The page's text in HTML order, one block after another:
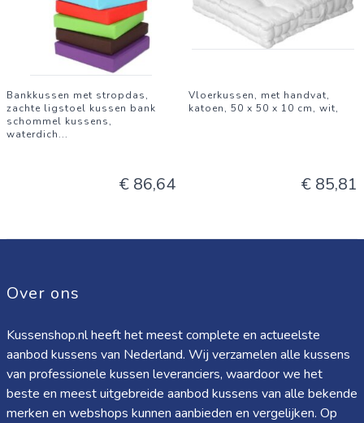
Bankkussen met stropdas,
zachte ligstoel kussen bank
schommel kussens,
waterdich...
€ 86,64
Vloerkussen, met handvat,
katoen, 50 x 50 x 10 cm, wit,
€ 85,81
Over ons
Kussenshop.nl heeft het meest complete en actueelste
aanbod kussens van Nederland. Wij verzamelen alle kussens
van professionele kussen leveranciers, waardoor we het
beste en meest uitgebreide aanbod kussens van alle bekende
merken en webshops kunnen aanbieden en vergelijken. Op